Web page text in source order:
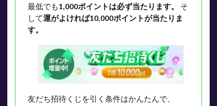
最低でも1,000ポイントは必ず当たります。 そ
して運がよければ10,000ポイントが当たりま
す。
友だち招待くじを引く条件はかんたんで、